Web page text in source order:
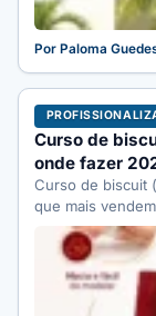
Por Paloma
Curso de
onde fazer
Curso de biscuit
que mais